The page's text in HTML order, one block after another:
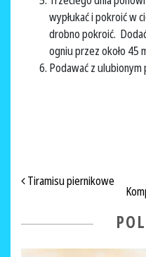
wypłukać i pokroić w
drobno pokroić.
ogniu przez około 45
Podawać z
NAWIGACJA
Tiramisu piernikowe